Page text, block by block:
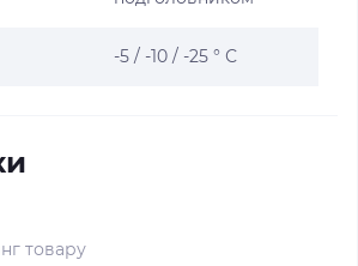
-5 / -10 / -25 ° С
товару